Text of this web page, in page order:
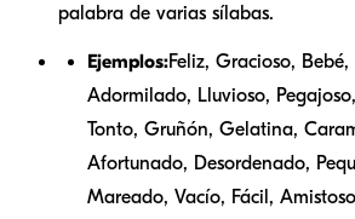
palabra de varias sílabas.
Ejemplos:Feliz, Gracioso,
Adormilado, Lluvioso,
Tonto, Gruñón, Gelatina,
Afortunado, Desordenado,
Mareado, Vacío, Fácil,